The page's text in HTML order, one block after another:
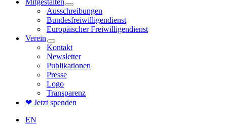
Mitgestalten
Ausschreibungen
Bundesfreiwilligendienst
Europäischer Freiwilligendienst
Verein
Kontakt
Newsletter
Publikationen
Presse
Logo
Transparenz
❤ Jetzt spenden
EN